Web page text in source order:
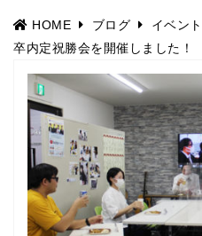
HOME ブログ イベント
卒内定祝勝会を開催しました！